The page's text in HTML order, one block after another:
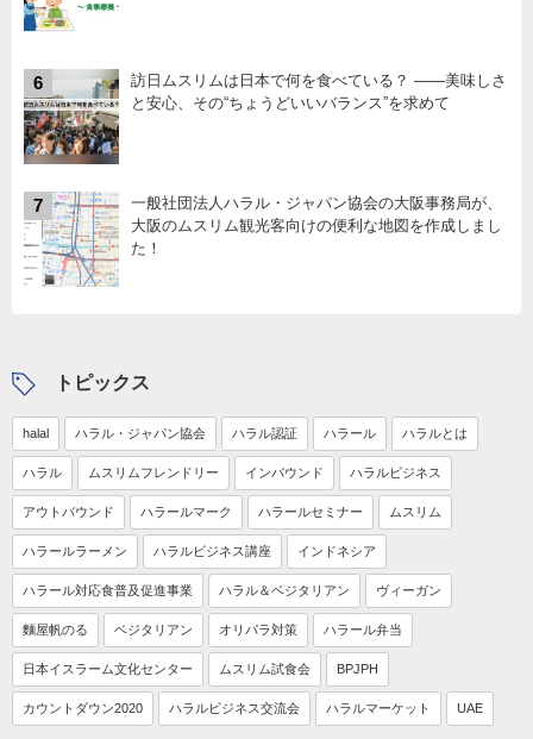
6
訪日ムスリムは日本で何を食べている？ ――美味しさ
と安心、その“ちょうどいいバランス”を求めて
7
一般社団法人ハラル・ジャパン協会の大阪事務局が、
大阪のムスリム観光客向けの便利な地図を作成しまし
た！
トピックス
halal ハラル・ジャパン協会 ハラル認証 ハラール ハラルとは
ハラル ムスリムフレンドリー インバウンド ハラルビジネス
アウトバウンド ハラールマーク ハラールセミナー ムスリム
ハラールラーメン ハラルビジネス講座 インドネシア
ハラール対応食普及促進事業 ハラル＆ベジタリアン ヴィーガン
麵屋帆のる ベジタリアン オリパラ対策 ハラール弁当
日本イスラーム文化センター ムスリム試食会 BPJPH
カウントダウン2020 ハラルビジネス交流会 ハラルマーケット UAE